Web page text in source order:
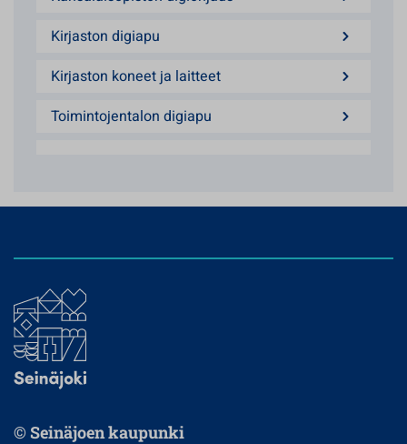
Kirjaston digiapu
Kirjaston koneet ja laitteet
Toimintojentalon digiapu
© Seinäjoen kaupunki